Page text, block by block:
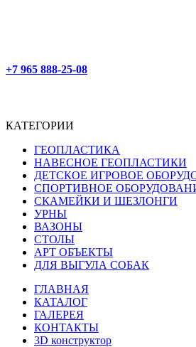
+7 965 888-25-08
КАТЕГОРИИ
ГЕОПЛАСТИКА
НАВЕСНОЕ ГЕОПЛАСТИКИ
ДЕТСКОЕ ИГРОВОЕ
СПОРТИВНОЕ
СКАМЕЙКИ И ШЕЗЛОНГИ
УРНЫ
ВАЗОНЫ
СТОЛЫ
АРТ ОБЪЕКТЫ
ДЛЯ ВЫГУЛА СОБАК
ГЛАВНАЯ
КАТАЛОГ
ГАЛЕРЕЯ
КОНТАКТЫ
3D конструктор